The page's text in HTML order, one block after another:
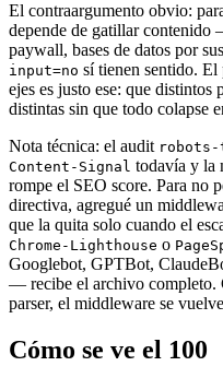
El contraargumento obvio:
depende de gatillar
paywall, bases de datos por
input=no sí tienen sentido. El
ejes es justo ese: que distintos
distintas sin que todo colapse
Nota técnica: el audit
Content-Signal todavía y la
rompe el SEO score. Para no
directiva, agregué un
que la quita solo cuando el
Chrome-Lighthouse o
Googlebot, GPTBot,
— recibe el archivo completo.
parser, el middleware se
Cómo se ve el 100